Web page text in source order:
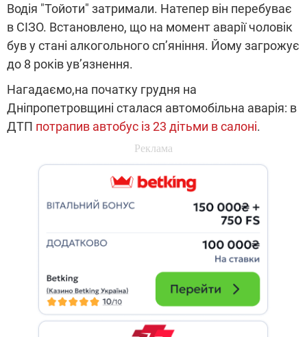
Водія "Тойоти" затримали. Натепер він перебуває
в СІЗО. Встановлено, що на момент аварії чоловік
був у стані алкогольного сп’яніння. Йому загрожує
до 8 років ув’язнення.
Нагадаємо,на початку грудня на
Дніпропетровщині сталася автомобільна аварія: в
ДТП потрапив автобус із 23 дітьми в салоні.